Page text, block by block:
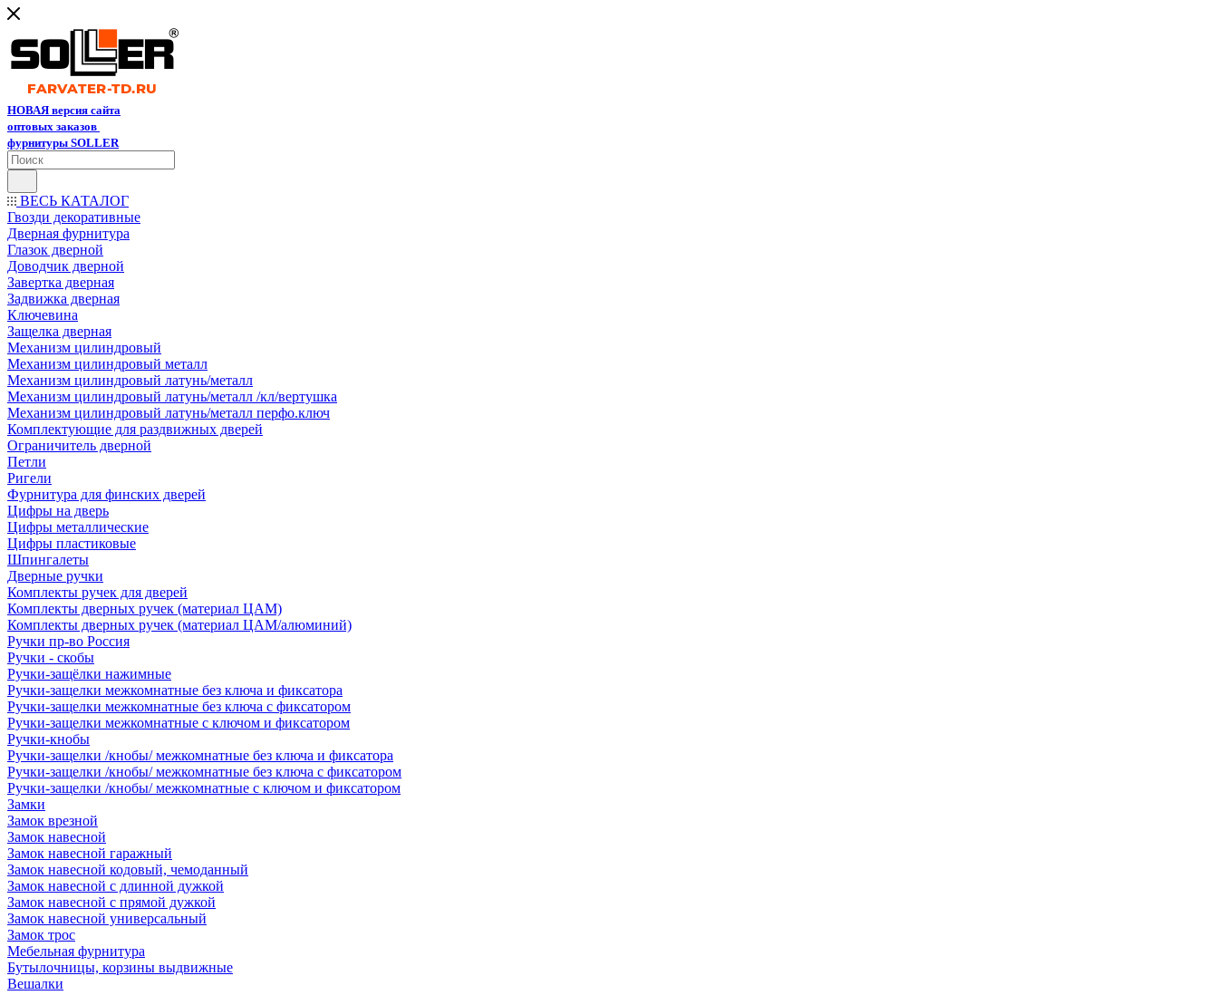
НОВАЯ версия сайта
оптовых заказов
фурнитуры SOLLER
ВЕСЬ КАТАЛОГ
Гвозди декоративные
Дверная фурнитура
Глазок дверной
Доводчик дверной
Завертка дверная
Задвижка дверная
Ключевина
Защелка дверная
Механизм цилиндровый
Механизм цилиндровый металл
Механизм цилиндровый латунь/металл
Механизм цилиндровый латунь/металл /кл/вертушка
Механизм цилиндровый латунь/металл перфо.ключ
Комплектующие для раздвижных дверей
Ограничитель дверной
Петли
Ригели
Фурнитура для финских дверей
Цифры на дверь
Цифры металлические
Цифры пластиковые
Шпингалеты
Дверные ручки
Комплекты ручек для дверей
Комплекты дверных ручек (материал ЦАМ)
Комплекты дверных ручек (материал ЦАМ/алюминий)
Ручки пр-во Россия
Ручки - скобы
Ручки-защёлки нажимные
Ручки-защелки межкомнатные без ключа и фиксатора
Ручки-защелки межкомнатные без ключа с фиксатором
Ручки-защелки межкомнатные с ключом и фиксатором
Ручки-кнобы
Ручки-защелки /кнобы/ межкомнатные без ключа и фиксатора
Ручки-защелки /кнобы/ межкомнатные без ключа с фиксатором
Ручки-защелки /кнобы/ межкомнатные с ключом и фиксатором
Замки
Замок врезной
Замок навесной
Замок навесной гаражный
Замок навесной кодовый, чемоданный
Замок навесной с длинной дужкой
Замок навесной с прямой дужкой
Замок навесной универсальный
Замок трос
Мебельная фурнитура
Бутылочницы, корзины выдвижные
Вешалки